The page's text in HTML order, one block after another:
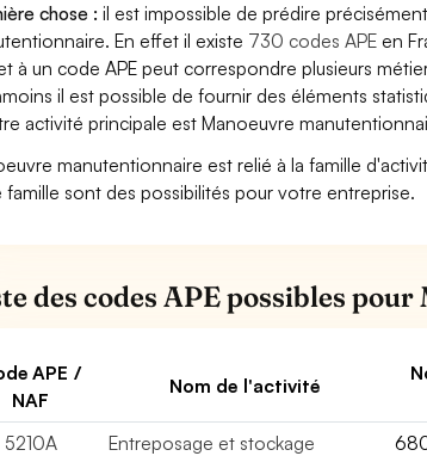
chose : il est impossible de prédire
En effet il existe 730 codes APE en
à un code APE peut correspondre plusieurs
il est possible de fournir des éléments
activité principale est Manoeuvre
manutentionnaire est relié à la famille
famille sont des possibilités pour votre entreprise.
des codes APE possibles
APE /
NAF
Nom de l'activité
5210A
Entreposage et stockage